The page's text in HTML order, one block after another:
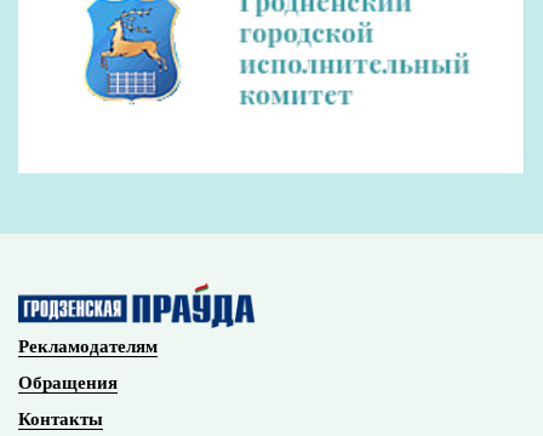
Поделиться:
13:00
12:51 ЛИТОВСКО-БЕЛОРУССКОЙ ГРАНИЦЕ
11:28 отцовского пистолета
10:55 район